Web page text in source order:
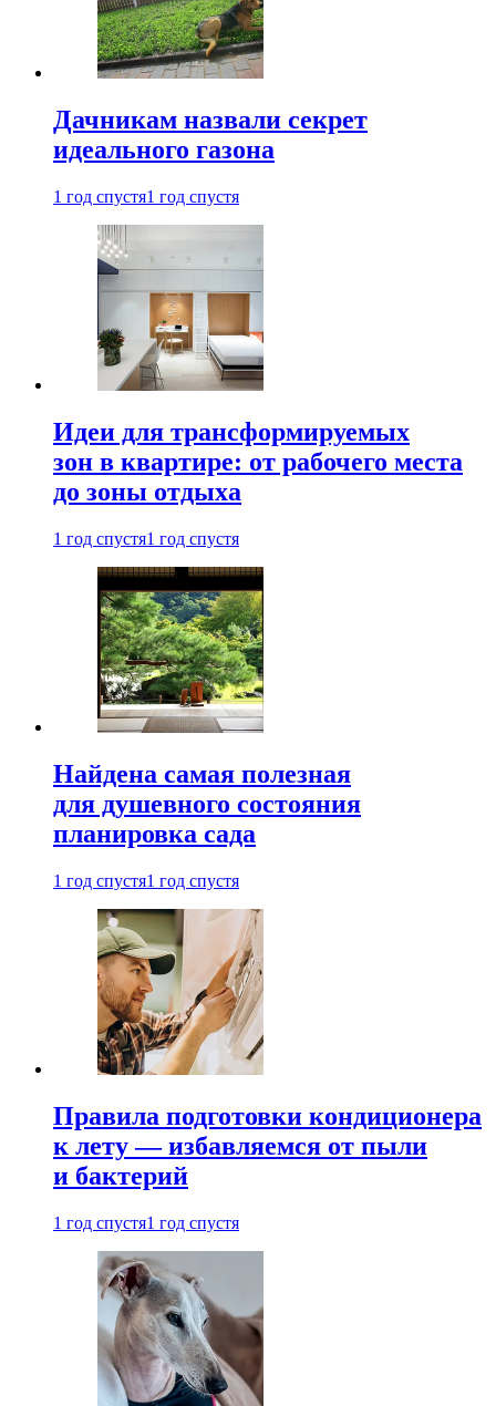
Дачникам назвали секрет
идеального газона
1 год спустя1 год спустя
Идеи для трансформируемых
зон в квартире: от рабочего места
до зоны отдыха
1 год спустя1 год спустя
Найдена самая полезная
для душевного состояния
планировка сада
1 год спустя1 год спустя
Правила подготовки кондиционера
к лету — избавляемся от пыли
и бактерий
1 год спустя1 год спустя